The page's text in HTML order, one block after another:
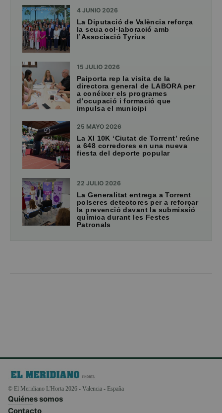
4 JUNIO 2026
La Diputació de València reforça
la seua col·laboració amb
l’Associació Tyrius
15 JULIO 2026
Paiporta rep la visita de la
directora general de LABORA per
a conéixer els programes
d’ocupació i formació que
impulsa el municipi
25 MAYO 2026
La XI 10K ‘Ciutat de Torrent’ reúne
a 648 corredores en una nueva
fiesta del deporte popular
22 JULIO 2026
La Generalitat entrega a Torrent
polseres detectores per a reforçar
la prevenció davant la submissió
química durant les Festes
Patronals
© El Meridiano L'Horta 2026 - Valencia - España
Quiénes somos
Contacto